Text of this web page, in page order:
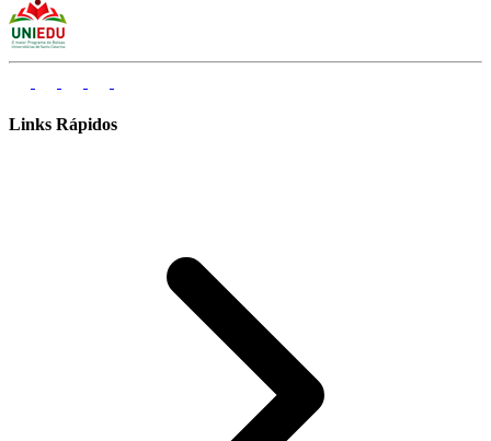
Links Rápidos